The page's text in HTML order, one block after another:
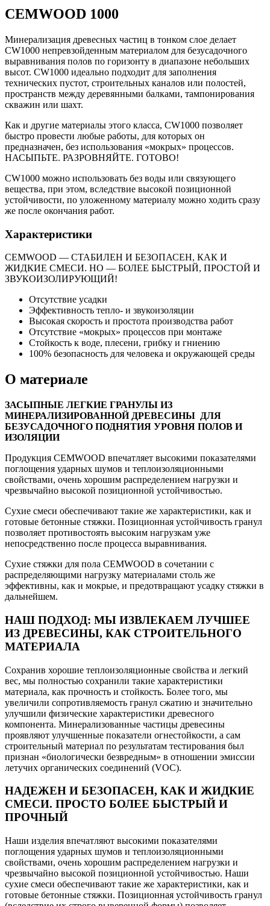
CEMWOOD 1000
Минерализация древесных частиц в тонком слое делает
CW1000 непревзойденным материалом для безусадочного
выравнивания полов по горизонту в диапазоне небольших
высот. CW1000 идеально подходит для заполнения
технических пустот, строительных каналов или полостей,
пространств между деревянными балками, тампонирования
скважин или шахт.
Как и другие материалы этого класса, CW1000 позволяет
быстро провести любые работы, для которых он
предназначен, без использования «мокрых» процессов.
НАСЫПЬТЕ. РАЗРОВНЯЙТЕ. ГОТОВО!
CW1000 можно использовать без воды или связующего
вещества, при этом, вследствие высокой позиционной
устойчивости, по уложенному материалу можно ходить сразу
же после окончания работ.
Характеристики
CEMWOOD — СТАБИЛЕН И БЕЗОПАСЕН, КАК И
ЖИДКИЕ СМЕСИ. НО — БОЛЕЕ БЫСТРЫЙ, ПРОСТОЙ И
ЗВУКОИЗОЛИРУЮЩИЙ!
Отсутствие усадки
Эффективность тепло- и звукоизоляции
Высокая скорость и простота производства работ
Отсутствие «мокрых» процессов при монтаже
Стойкость к воде, плесени, грибку и гниению
100% безопасность для человека и окружающей среды
О материале
ЗАСЫПНЫЕ ЛЕГКИЕ ГРАНУЛЫ ИЗ
МИНЕРАЛИЗИРОВАННОЙ ДРЕВЕСИНЫ ДЛЯ
БЕЗУСАДОЧНОГО ПОДНЯТИЯ УРОВНЯ ПОЛОВ И
ИЗОЛЯЦИИ
Продукция CEMWOOD впечатляет высокими показателями
поглощения ударных шумов и теплоизоляционными
свойствами, очень хорошим распределением нагрузки и
чрезвычайно высокой позиционной устойчивостью.
Сухие смеси обеспечивают такие же характеристики, как и
готовые бетонные стяжки. Позиционная устойчивость гранул
позволяет противостоять высоким нагрузкам уже
непосредственно после процесса выравнивания.
Сухие стяжки для пола CEMWOOD в сочетании с
распределяющими нагрузку материалами столь же
эффективны, как и мокрые, и предотвращают усадку стяжки в
дальнейшем.
НАШ ПОДХОД: МЫ ИЗВЛЕКАЕМ ЛУЧШЕЕ
ИЗ ДРЕВЕСИНЫ, КАК СТРОИТЕЛЬНОГО
МАТЕРИАЛА
Сохранив хорошие теплоизоляционные свойства и легкий
вес, мы полностью сохранили такие характеристики
материала, как прочность и стойкость. Более того, мы
увеличили сопротивляемость гранул сжатию и значительно
улучшили физические характеристики древесного
компонента. Минерализованные частицы древесины
проявляют улучшенные показатели огнестойкости, а сам
строительный материал по результатам тестирования был
признан «биологически безвредным» в отношении эмиссии
летучих органических соединений (VOC).
НАДЕЖЕН И БЕЗОПАСЕН, КАК И ЖИДКИЕ
СМЕСИ. ПРОСТО БОЛЕЕ БЫСТРЫЙ И
ПРОЧНЫЙ
Наши изделия впечатляют высокими показателями
поглощения ударных шумов и теплоизоляционными
свойствами, очень хорошим распределением нагрузки и
чрезвычайно высокой позиционной устойчивостью. Наши
сухие смеси обеспечивают такие же характеристики, как и
готовые бетонные стяжки. Позиционная устойчивость гранул